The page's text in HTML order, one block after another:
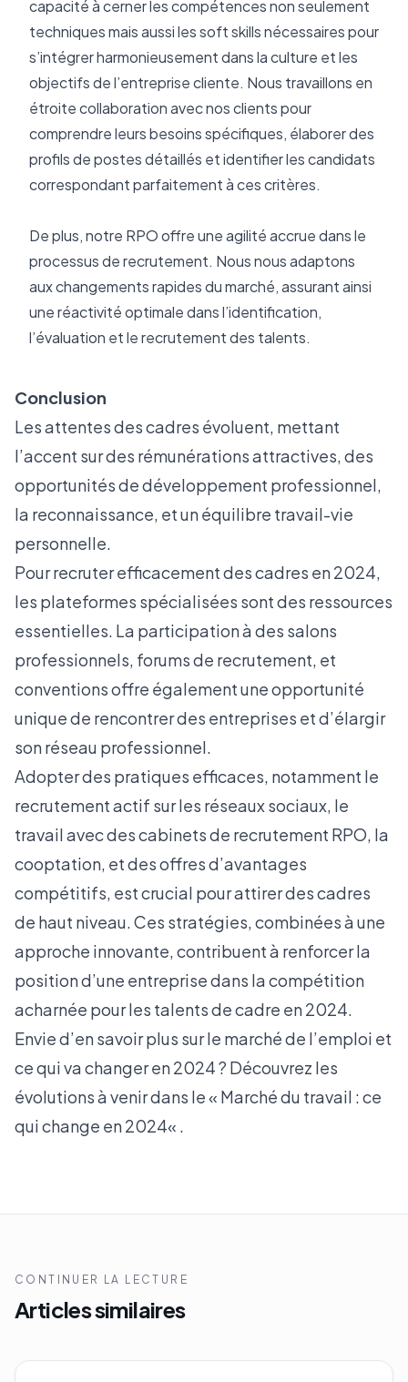
capacité à cerner les compétences non seulement
techniques mais aussi les soft skills nécessaires pour
s’intégrer harmonieusement dans la culture et les
objectifs de l’entreprise cliente. Nous travaillons en
étroite collaboration avec nos clients pour
comprendre leurs besoins spécifiques, élaborer des
profils de postes détaillés et identifier les candidats
correspondant parfaitement à ces critères.
De plus, notre RPO offre une agilité accrue dans le
processus de recrutement. Nous nous adaptons
aux changements rapides du marché, assurant ainsi
une réactivité optimale dans l’identification,
l’évaluation et le recrutement des talents.
Conclusion
Les attentes des cadres évoluent, mettant
l’accent sur des rémunérations attractives, des
opportunités de développement professionnel,
la reconnaissance, et un équilibre travail-vie
personnelle.
Pour recruter efficacement des cadres en 2024,
les plateformes spécialisées sont des ressources
essentielles. La participation à des salons
professionnels, forums de recrutement, et
conventions offre également une opportunité
unique de rencontrer des entreprises et d’élargir
son réseau professionnel.
Adopter des pratiques efficaces, notamment le
recrutement actif sur les réseaux sociaux, le
travail avec des cabinets de recrutement RPO, la
cooptation, et des offres d’avantages
compétitifs, est crucial pour attirer des cadres
de haut niveau. Ces stratégies, combinées à une
approche innovante, contribuent à renforcer la
position d’une entreprise dans la compétition
acharnée pour les talents de cadre en 2024.
Envie d’en savoir plus sur le marché de l’emploi et
ce qui va changer en 2024 ? Découvrez les
évolutions à venir dans le « Marché du travail : ce
qui change en 2024« .
CONTINUER LA LECTURE
Articles similaires